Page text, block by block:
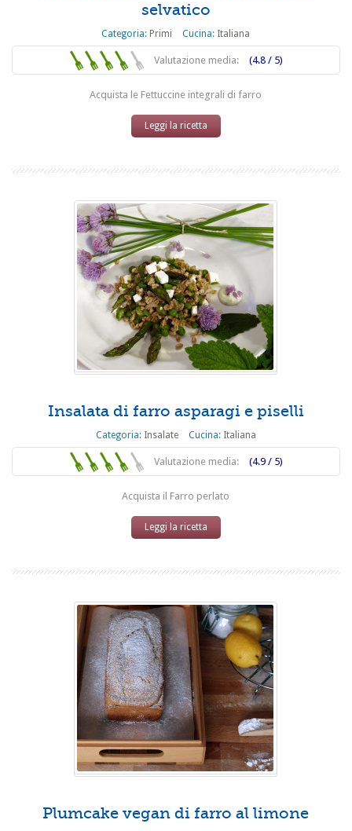
selvatico
Categoria: Primi Cucina: Italiana
Valutazione media: (4.8 / 5)
Acquista le Fettuccine integrali di farro
Leggi la ricetta
Insalata di farro asparagi e piselli
Categoria: Insalate Cucina: Italiana
Valutazione media: (4.9 / 5)
Acquista il Farro perlato
Leggi la ricetta
Plumcake vegan di farro al limone